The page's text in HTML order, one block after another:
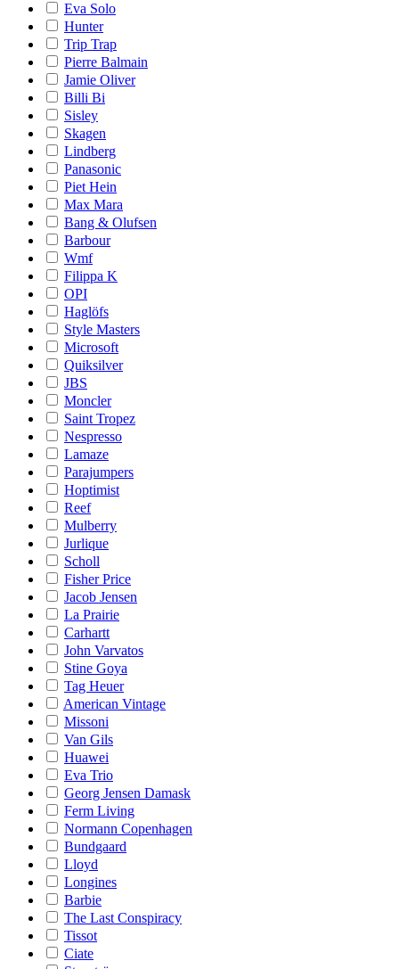
Eva Solo
Hunter
Trip Trap
Pierre Balmain
Jamie Oliver
Billi Bi
Sisley
Skagen
Lindberg
Panasonic
Piet Hein
Max Mara
Bang & Olufsen
Barbour
Wmf
Filippa K
OPI
Haglöfs
Style Masters
Microsoft
Quiksilver
JBS
Moncler
Saint Tropez
Nespresso
Lamaze
Parajumpers
Hoptimist
Reef
Mulberry
Jurlique
Scholl
Fisher Price
Jacob Jensen
La Prairie
Carhartt
John Varvatos
Stine Goya
Tag Heuer
American Vintage
Missoni
Van Gils
Huawei
Eva Trio
Georg Jensen Damask
Ferm Living
Normann Copenhagen
Bundgaard
Lloyd
Longines
Barbie
The Last Conspiracy
Tissot
Ciate